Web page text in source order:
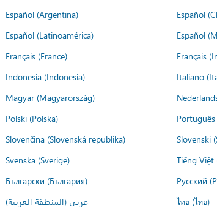
Español (Argentina) Español
Español (Latinoamérica) Español
Français (France) Français
Indonesia (Indonesia) Italiano
Magyar (Magyarország)
Polski (Polska) Português
Slovenčina (Slovenská republika) Slovenski
Svenska (Sverige) Tiếng Việt
Български (България) Русский
عربي (المنطقة العربية) ไทย (ไทย)